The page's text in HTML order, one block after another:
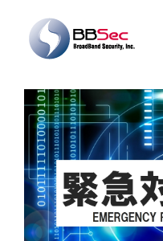
https://
2025-49696
2025-49699
https://
2025-49702
https://
2025-48812
https://